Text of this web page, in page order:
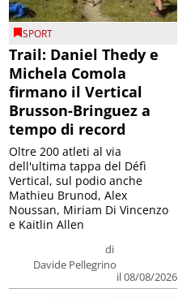
SPORT
Trail: Daniel Thedy e
Michela Comola
firmano il Vertical
Brusson-Bringuez a
tempo di record
di
Davide Pellegrino
il 08/08/2026
Oltre 200 atleti al via
dell'ultima tappa del Défì
Vertical, sul podio anche
Mathieu Brunod, Alex
Noussan, Miriam Di Vincenzo
e Kaitlin Allen